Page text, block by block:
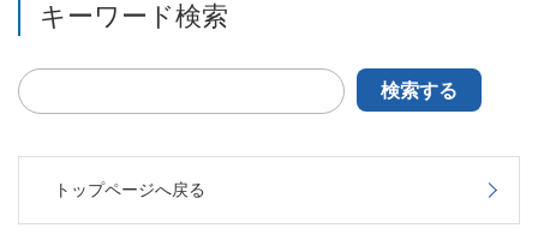
キーワード検索
検索する
トップページへ戻る